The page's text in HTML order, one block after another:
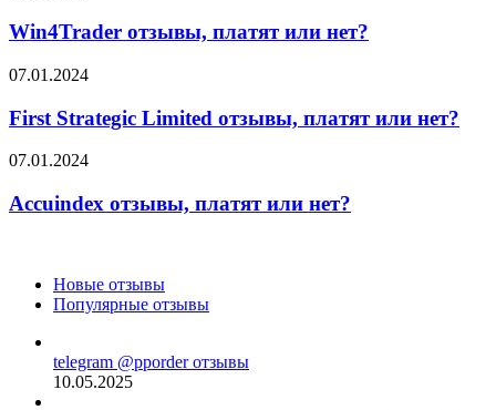
платят
нет?
Win4Trader отзывы, платят или нет?
First
Limited
отзывы,
платят
нет?
07.01.2024
First Strategic Limited отзывы, платят или нет?
Accuindex
платят
или
07.01.2024
Accuindex отзывы, платят или нет?
Новые отзывы
Популярные отзывы
telegram @pporder отзывы
10.05.2025